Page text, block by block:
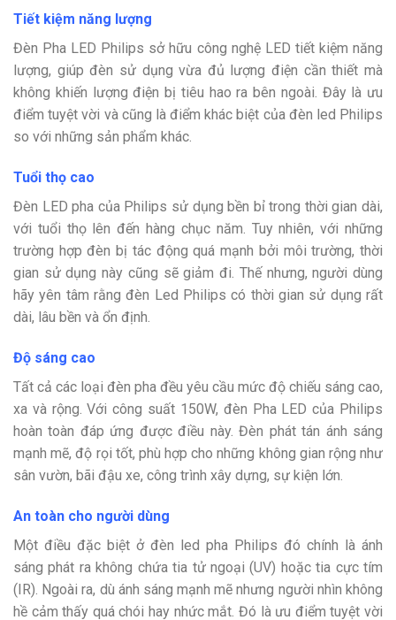
Tiết kiệm năng lượng
Đèn Pha LED Philips sở hữu công nghệ LED tiết kiệm năng
lượng, giúp đèn sử dụng vừa đủ lượng điện cần thiết mà
không khiến lượng điện bị tiêu hao ra bên ngoài. Đây là ưu
điểm tuyệt vời và cũng là điểm khác biệt của đèn led Philips
so với những sản phẩm khác.
Tuổi thọ cao
Đèn LED pha của Philips sử dụng bền bỉ trong thời gian dài,
với tuổi thọ lên đến hàng chục năm. Tuy nhiên, với những
trường hợp đèn bị tác động quá mạnh bởi môi trường, thời
gian sử dụng này cũng sẽ giảm đi. Thế nhưng, người dùng
hãy yên tâm rằng đèn Led Philips có thời gian sử dụng rất
dài, lâu bền và ổn định.
Độ sáng cao
Tất cả các loại đèn pha đều yêu cầu mức độ chiếu sáng cao,
xa và rộng.Với công suất 150W, đèn Pha LED của Philips
hoàn toàn đáp ứng được điều này. Đèn phát tán ánh sáng
mạnh mẽ, độ rọi tốt, phù hợp cho những không gian rộng như
sân vườn, bãi đậu xe, công trình xây dựng, sự kiện lớn.
An toàn cho người dùng
Một điều đặc biệt ở đèn led pha Philips đó chính là ánh
sáng phát ra không chứa tia tử ngoại (UV) hoặc tia cực tím
(IR). Ngoài ra, dù ánh sáng mạnh mẽ nhưng người nhìn không
hề cảm thấy quá chói hay nhức mắt. Đó là ưu điểm tuyệt vời